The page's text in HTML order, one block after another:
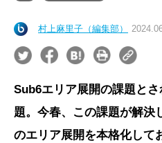
村上麻里子（編集部）
Sub6エリア展開の課題と
題。今春、この課題が解決
のエリア展開を本格化して